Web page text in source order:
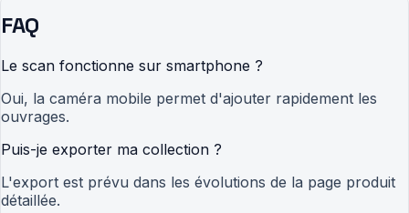
FAQ
Le scan fonctionne sur smartphone ?
Oui, la caméra mobile permet d'ajouter rapidement les
ouvrages.
Puis-je exporter ma collection ?
L'export est prévu dans les évolutions de la page produit
détaillée.